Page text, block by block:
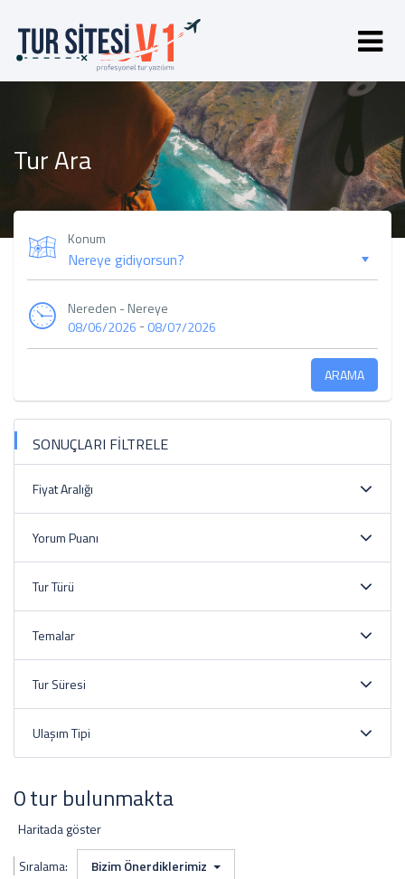
Tur Ara
Konum
Nereden - Nereye
08/06/2026 -08/07/2026
ARAMA
SONUÇLARI FİLTRELE
Fiyat Aralığı
Yorum Puanı
Tur Türü
Temalar
Tur Süresi
Ulaşım Tipi
0 tur bulunmakta
Haritada göster
Sıralama:
Bizim Önerdiklerimiz